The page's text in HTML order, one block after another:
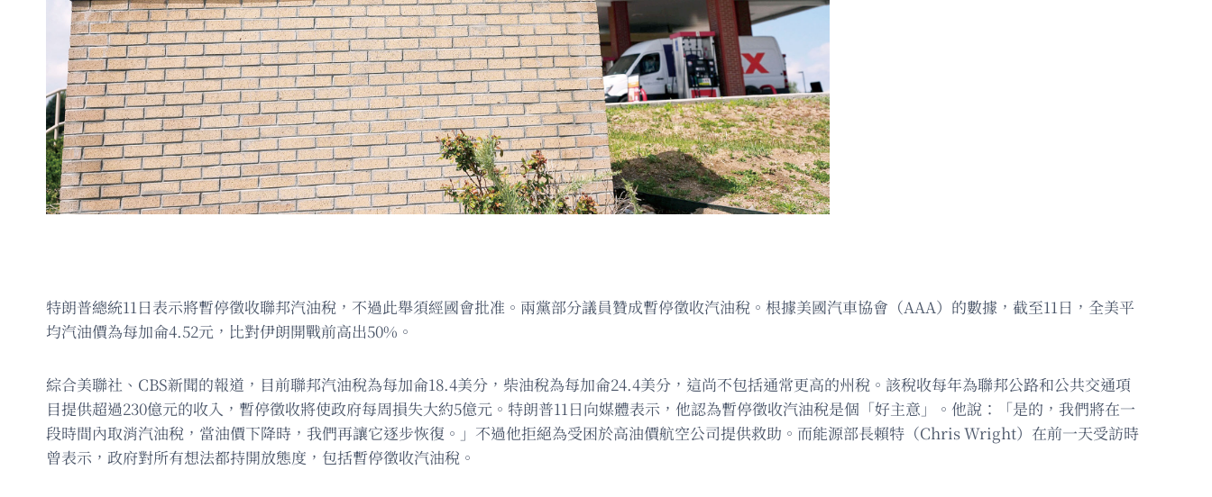
特朗普總統11日表示將暫停徵收聯邦汽油稅，不過此舉須經國會批准。兩黨部分議員贊成暫停徵收汽油稅。根據美國汽車協會（AAA）的數據，截至11日，全美平
均汽油價為每加侖4.52元，比對伊朗開戰前高出50%。
綜合美聯社、CBS新聞的報道，目前聯邦汽油稅為每加侖18.4美分，柴油稅為每加侖24.4美分，這尚不包括通常更高的州稅。該稅收每年為聯邦公路和公共交通項
目提供超過230億元的收入，暫停徵收將使政府每周損失大約5億元。特朗普11日向媒體表示，他認為暫停徵收汽油稅是個「好主意」。他說：「是的，我們將在一
段時間內取消汽油稅，當油價下降時，我們再讓它逐步恢復。」不過他拒絕為受困於高油價航空公司提供救助。而能源部長賴特（Chris Wright）在前一天受訪時
曾表示，政府對所有想法都持開放態度，包括暫停徵收汽油稅。